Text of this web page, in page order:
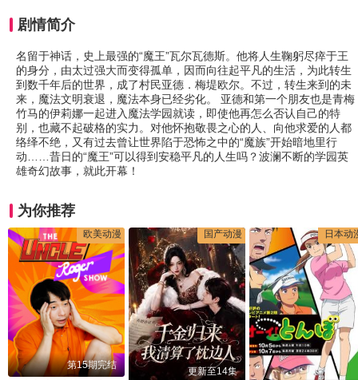
剧情简介
名留于神话，史上最强的“魔王”瓦尔瓦德斯。他将人生鞠躬尽瘁于王
的身分，由太过强大而变得孤单，因而向往起平凡的生活，为此转生
到数千年后的世界，成了村民亚德．梅堤欧尔。不过，转生来到的未
来，魔法文明衰退，魔法本身已经劣化。 亚德和第一个朋友也是青梅
竹马的伊莉娜一起进入魔法学园就读，即使他再怎么否认自己的特
别，也藏不起破格的实力。对他怀抱敬畏之心的人、向他求爱的人都
络绎不绝，又有过去曾让世界陷于恐怖之中的“魔族”开始暗地里行
动……昔日的“魔王”可以得到安稳平凡的人生吗？波澜不断的学园英
雄奇幻故事，就此开幕！
为你推荐
欧美动漫
第15期完结
国产动漫
更新至14集
日本动